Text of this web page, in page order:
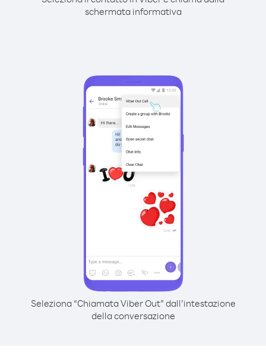
schermata informativa
Seleziona “Chiamata Viber Out” dall’intestazione
della conversazione